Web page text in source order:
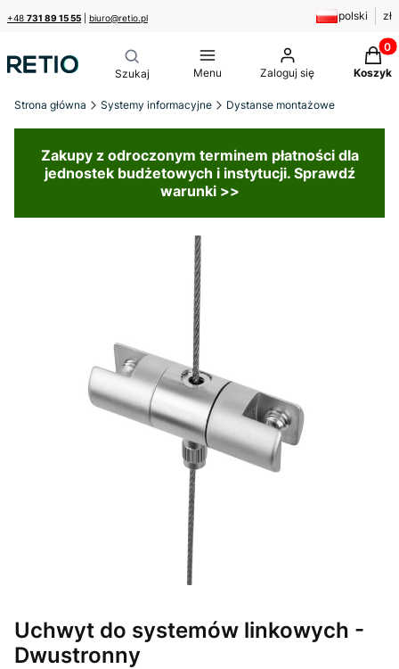
+48 731 89 15 55 biuro@retio.pl polski zł
Menu Zaloguj się Koszyk
Strona główna Systemy informacyjne Dystanse montażowe
Zakupy z odroczonym terminem płatności dla
jednostek budżetowych i instytucji. Sprawdź
warunki >>
Uchwyt do systemów linkowych -
Dwustronny